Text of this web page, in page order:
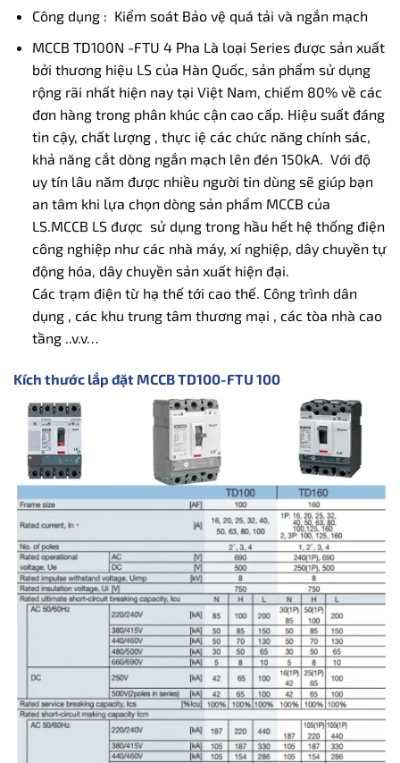
Công dụng : Kiểm soát Bảo vệ quá tải và ngắn mạch
MCCB TD100N -FTU 4 Pha Là loại Series được sản xuất
bởi thương hiệu LS của Hàn Quốc, sản phẩm sử dụng
rộng rãi nhất hiện nay tại Việt Nam, chiếm 80% về các
đơn hàng trong phân khúc cận cao cấp. Hiệu suất đáng
tin cậy, chất lượng , thực iệ các chức năng chính sác,
khả năng cắt dòng ngắn mạch lên đén 150kA. Với độ
uy tín lâu năm được nhiều người tin dùng sẽ giúp bạn
an tâm khi lựa chọn dòng sản phẩm MCCB của
LS.MCCB LS được sử dụng trong hầu hết hệ thống điện
công nghiệp như các nhà máy, xí nghiệp, dây chuyền tự
động hóa, dây chuyền sản xuất hiện đại.
Các trạm điện từ hạ thế tới cao thế. Công trình dân
dụng , các khu trung tâm thương mại , các tòa nhà cao
tầng ..v.v…
Kích thước lắp đặt MCCB TD100-FTU 100